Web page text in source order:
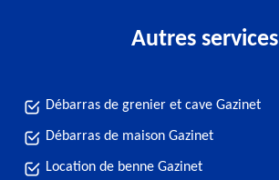
Autres services
Débarras de grenier et cave Gazinet
Débarras de maison Gazinet
Location de benne Gazinet